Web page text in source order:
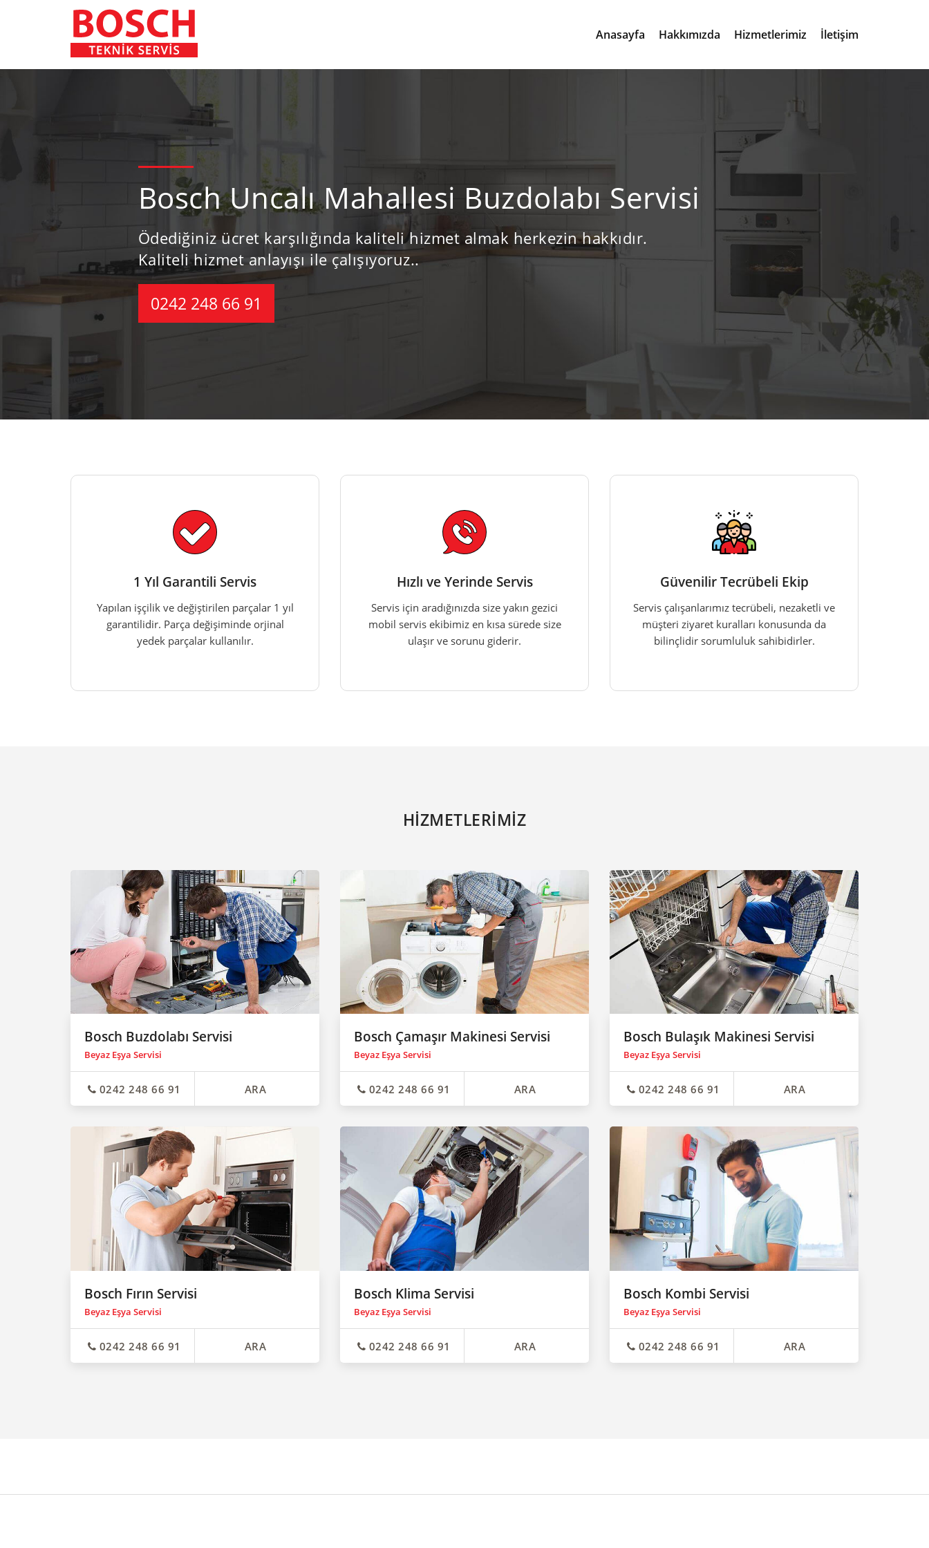
Anasayfa Hakkımızda Hizmetlerimiz İletişim
Bosch Uncalı Mahallesi Buzdolabı Servisi
Ödediğiniz ücret karşılığında kaliteli hizmet almak herkezin hakkıdır.
Kaliteli hizmet anlayışı ile çalışıyoruz..
0242 248 66 91
1 Yıl Garantili Servis
Yapılan işçilik ve değiştirilen parçalar 1 yıl
garantilidir. Parça değişiminde orjinal
yedek parçalar kullanılır.
Hızlı ve Yerinde Servis
Servis için aradığınızda size yakın gezici
mobil servis ekibimiz en kısa sürede size
ulaşır ve sorunu giderir.
Güvenilir Tecrübeli Ekip
Servis çalışanlarımız tecrübeli, nezaketli ve
müşteri ziyaret kuralları konusunda da
bilinçlidir sorumluluk sahibidirler.
HİZMETLERİMİZ
Bosch Buzdolabı Servisi
Beyaz Eşya Servisi
0242 248 66 91 ARA
Bosch Çamaşır Makinesi Servisi
Beyaz Eşya Servisi
0242 248 66 91 ARA
Bosch Bulaşık Makinesi Servisi
Beyaz Eşya Servisi
0242 248 66 91 ARA
Bosch Fırın Servisi
Beyaz Eşya Servisi
0242 248 66 91 ARA
Bosch Klima Servisi
Beyaz Eşya Servisi
0242 248 66 91 ARA
Bosch Kombi Servisi
Beyaz Eşya Servisi
0242 248 66 91 ARA